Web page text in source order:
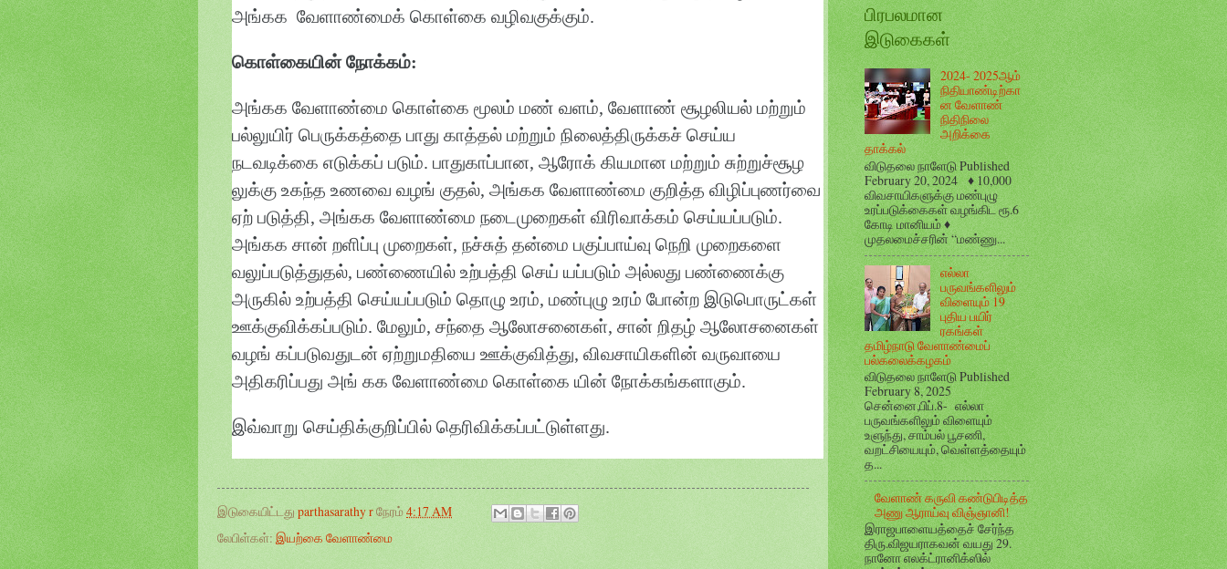
அங்கக வேளாண்மைக் கொள்கை வழிவகுக்கும்.
கொள்கையின் நோக்கம்:
அங்கக வேளாண்மை கொள்கை மூலம் மண் வளம், வேளாண் சூழலியல் மற்றும்
பல்லுயிர் பெருக்கத்தை பாது காத்தல் மற்றும் நிலைத்திருக்கச் செய்ய
நடவடிக்கை எடுக்கப் படும். பாதுகாப்பான, ஆரோக் கியமான மற்றும் சுற்றுச்சூழ
லுக்கு உகந்த உணவை வழங் குதல், அங்கக வேளாண்மை குறித்த விழிப்புணர்வை
ஏற் படுத்தி, அங்கக வேளாண்மை நடைமுறைகள் விரிவாக்கம் செய்யப்படும்.
அங்கக சான் றளிப்பு முறைகள், நச்சுத் தன்மை பகுப்பாய்வு நெறி முறைகளை
வலுப்படுத்துதல், பண்ணையில் உற்பத்தி செய் யப்படும் அல்லது பண்ணைக்கு
அருகில் உற்பத்தி செய்யப்படும் தொழு உரம், மண்புழு உரம் போன்ற இடுபொருட்கள்
ஊக்குவிக்கப்படும். மேலும், சந்தை ஆலோசனைகள், சான் றிதழ் ஆலோசனைகள்
வழங் கப்படுவதுடன் ஏற்றுமதியை ஊக்குவித்து, விவசாயிகளின் வருவாயை
அதிகரிப்பது அங் கக வேளாண்மை கொள்கை யின் நோக்கங்களாகும்.
இவ்வாறு செய்திக்குறிப்பில் தெரிவிக்கப்பட்டுள்ளது.
இடுகையிட்டது parthasarathy rநேரம் 4:17 AM
லேபிள்கள்: இயற்கை வேளாண்மை
பிரபலமான
இடுகைகள்
2024- 2025ஆம்
நிதியாண்டிற்கா
ன வேளாண்
நிதிநிலை
அறிக்கை
தாக்கல்
விடுதலை நாளேடு Published
February 20, 2024 ♦ 10,000
விவசாயிகளுக்கு மண்புழு
உரப்படுக்கைகள் வழங்கிட ரூ.6
கோடி மானியம் ♦
முதலமைச்சரின் “மண்ணு...
எல்லா
பருவங்களிலும்
விளையும் 19
புதிய பயிர்
ரகங்கள்
தமிழ்நாடு வேளாண்மைப்
பல்கலைக்கழகம்
விடுதலை நாளேடு Published
February 8, 2025
சென்னை,பிப்.8- எல்லா
பருவங்களிலும் விளையும்
உளுந்து, சாம்பல் பூசணி,
வறட்சியையும், வெள்ளத்தையும்
த...
வேளாண் கருவி கண்டுபிடித்த
அணு ஆராய்வு விஞ்ஞானி!
இராஜபாளையத்தைச் சேர்ந்த
திரு.விஜயராகவன் வயது 29.
நானோ எலக்ட்ரானிக்ஸில்